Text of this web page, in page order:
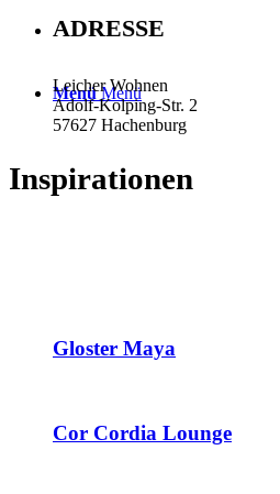
Menü Menü
ADRESSE
Leicher Wohnen
Adolf-Kolping-Str. 2
57627 Hachenburg
Inspirationen
Gloster Maya
Cor Cordia Lounge